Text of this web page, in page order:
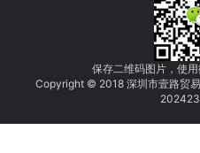
保存二维码图片，使
Copyright © 2018 深圳市壹路贸
2024